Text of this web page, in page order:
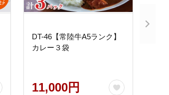
DT-46【常陸牛A5ランク】
カレー３袋
11,000円